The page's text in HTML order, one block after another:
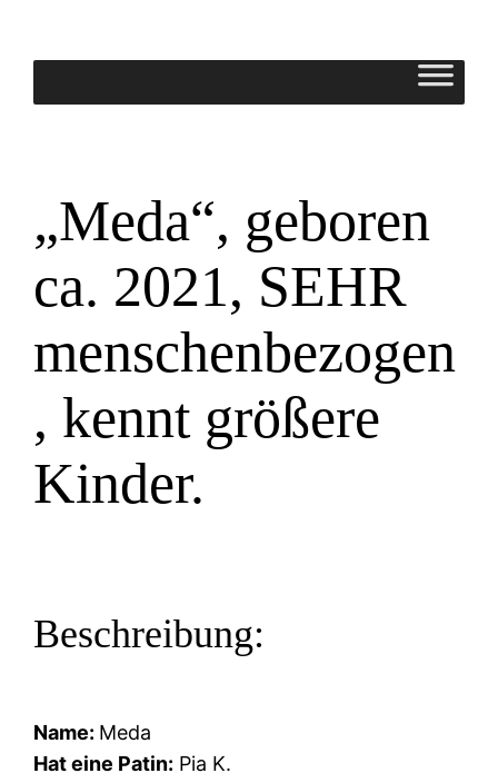
„Meda“, geboren
ca. 2021, SEHR
menschenbezogen
, kennt größere
Kinder.
Beschreibung:
Name: Meda
Hat eine Patin: Pia K.